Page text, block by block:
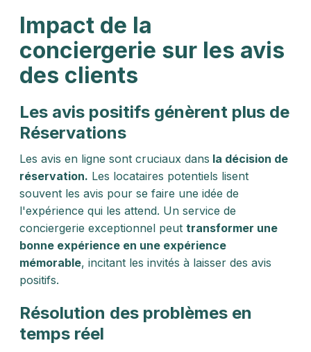
Impact de la
conciergerie sur les avis
des clients
Les avis positifs génèrent plus de
Réservations
Les avis en ligne sont cruciaux dans la décision de
réservation. Les locataires potentiels lisent
souvent les avis pour se faire une idée de
l'expérience qui les attend. Un service de
conciergerie exceptionnel peut transformer une
bonne expérience en une expérience
mémorable, incitant les invités à laisser des avis
positifs.
Résolution des problèmes en
temps réel